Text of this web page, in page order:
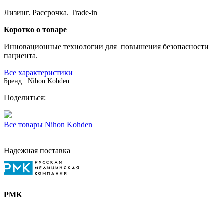
Лизинг. Рассрочка. Trade-in
Коротко о товаре
Инновационные технологии для повышения безопасности
пациента.
Все характеристики
Бренд : Nihon Kohden
Поделиться:
Все товары Nihon Kohden
Надежная поставка
РМК